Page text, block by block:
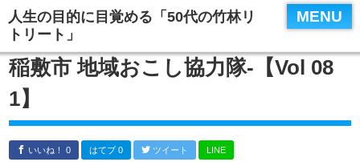
人生の目的に目覚める「50代の竹林リ
トリート」
MENU
稲敷市 地域おこし協力隊‐【Vol 08
1】
いいね！ 0 はてブ 0 ツイート LINE